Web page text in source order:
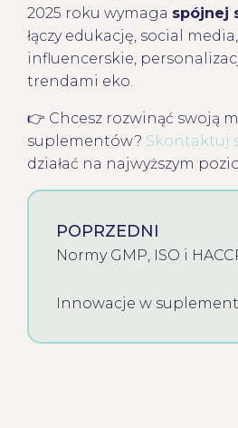
2025 roku wymaga spójnej
łączy edukację, social
influencerskie,
trendami eko.
👉 Chcesz rozwinąć swoją
suplementów? Skontaktuj
działać na najwyższym
POPRZEDNI
Normy GMP, ISO i
Innowacje w